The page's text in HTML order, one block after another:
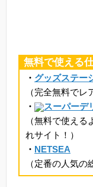
無料で使える
・ グッズステー
（完全無料でレ
・
スーパーデ
（無料で使え
れサイト！）
・ NETSEA
（定番の人気の